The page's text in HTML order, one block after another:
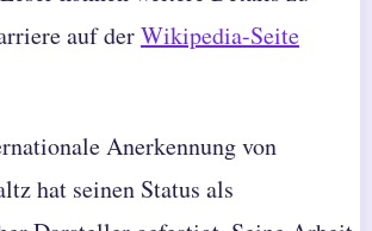
auf derWikipedia-Seite
Anerkennung von
hat seinen Status als